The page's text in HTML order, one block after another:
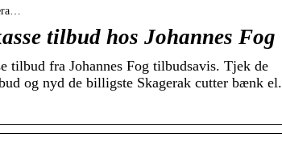
tilbud hos Johannes Fog
tilbud fra Johannes Fog tilbudsavis. Tjek de
og nyd de billigste Skagerak cutter bænk el.